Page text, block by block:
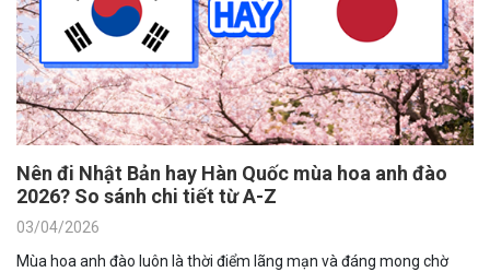
Nên đi Nhật Bản hay Hàn Quốc mùa hoa anh đào
2026? So sánh chi tiết từ A-Z
03/04/2026
Mùa hoa anh đào luôn là thời điểm lãng mạn và đáng mong chờ